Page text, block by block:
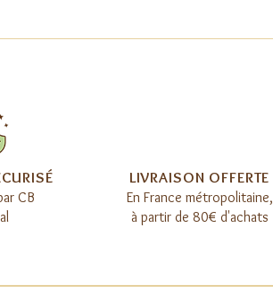
CB
LIVRAISON OFFERTE​
En France métropolitaine,
à partir de 80€ d'achats